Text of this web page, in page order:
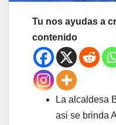
Tu nos ayudas a
contenido
La alcaldesa
asi se brinda